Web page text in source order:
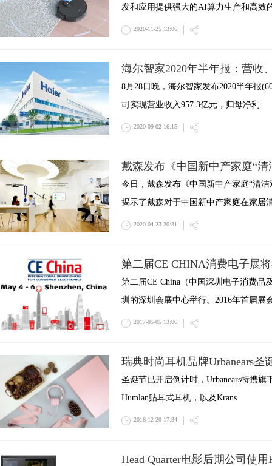
发和应用提供强大的AI算力生产和高效
2020-11-25 13:06
海尔智家2020年半年报：营收
8月28日晚，海尔智家发布2020半年报
司实现营业收入957.3亿元，归母净利
2020-09-02 16:15
戴森发布《中国新中产家庭“清
今日，戴森发布《中国新中产家庭“清
揭示了戴森对于中国新中产家庭在家居
2020-04-23 20:31
第二届CE CHINA消费电子展
第二届CE China（中国深圳电子消费品
圳的深圳会展中心举行。2016年首届展
2017-05-05 13:06
瑞典时尚耳机品牌Urbanears圣
圣诞节已开启倒计时，Urbanears特携旗
Humlan贴耳式耳机，以及Krans
2016-12-20 17:34
Head Quarter电影后期公司使